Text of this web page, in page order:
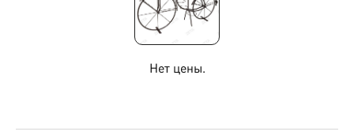
Нет цены.